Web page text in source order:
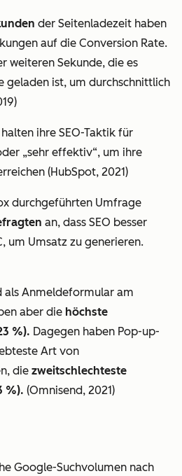
der Seitenladezeit haben
auf die Conversion Rate.
weiteren Sekunde, die es
geladen ist, um durchschnittlich
ihre SEO-Taktik für
„sehr effektiv“, um ihre
(HubSpot, 2021)
durchgeführten Umfrage
an, dass SEO besser
um Umsatz zu generieren.
als Anmeldeformular am
aber die höchste
%). Dagegen haben Pop-up-
Art von
die zweitschlechteste
%). (Omnisend, 2021)
Google-Suchvolumen nach